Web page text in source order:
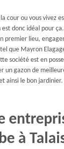
cour ou vous vivez
donc idéal pour
premier lieu,
que Mayron
société est en
un gazon de
ainsi le bon
à